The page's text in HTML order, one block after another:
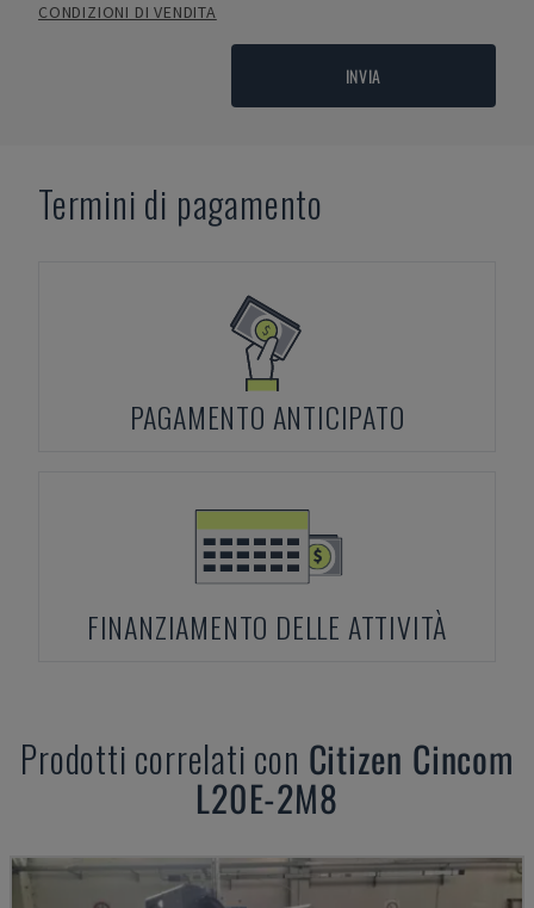
CONDIZIONI DI VENDITA
INVIA
Termini di pagamento
PAGAMENTO ANTICIPATO
FINANZIAMENTO DELLE ATTIVITÀ
Prodotti correlati con Citizen Cincom
L20E-2M8